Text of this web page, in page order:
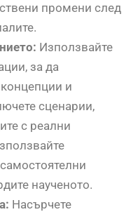
промени след
Използвайте
за да
и
сценарии,
с реални
наученото.
Насърчете